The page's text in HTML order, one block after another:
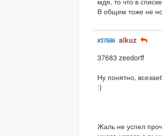
В общем тоже не
#37686 alkuz
37683 zeedorff
Ну понятно,
:)
Жаль не успел